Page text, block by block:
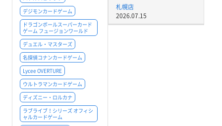
デジモンカードゲーム
ドラゴンボールスーパーカード
ゲーム フュージョンワールド
デュエル・マスターズ
名探偵コナンカードゲーム
Lycee OVERTURE
ウルトラマンカードゲーム
ディズニー・ロルカナ
ラブライブ！シリーズ オフィシ
ャルカードゲーム
札幌店
2026.07.15